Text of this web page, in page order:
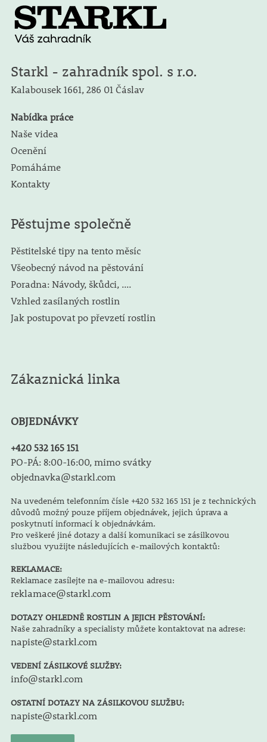
Starkl - zahradník spol. s r.o.
Kalabousek 1661, 286 01 Čáslav
Nabídka práce
Naše videa
Ocenění
Pomáháme
Kontakty
Pěstujme společně
Pěstitelské tipy na tento měsíc
Všeobecný návod na pěstování
Poradna: Návody, škůdci, ....
Vzhled zasílaných rostlin
Jak postupovat po převzetí rostlin
Zákaznická linka
OBJEDNÁVKY
+420 532 165 151
PO-PÁ: 8:00-16:00, mimo svátky
objednavka@starkl.com
Na uvedeném telefonním čísle +420 532 165 151 je z technických
důvodů možný pouze příjem objednávek, jejich úprava a
poskytnutí informací k objednávkám.
Pro veškeré jiné dotazy a další komunikaci se zásilkovou
službou využijte následujících e-mailových kontaktů:
REKLAMACE:
Reklamace zasílejte na e-mailovou adresu:
reklamace@starkl.com
DOTAZY OHLEDNĚ ROSTLIN A JEJICH PĚSTOVÁNÍ:
Naše zahradníky a specialisty můžete kontaktovat na adrese:
napiste@starkl.com
VEDENÍ ZÁSILKOVÉ SLUŽBY:
info@starkl.com
OSTATNÍ DOTAZY NA ZÁSILKOVOU SLUŽBU:
napiste@starkl.com